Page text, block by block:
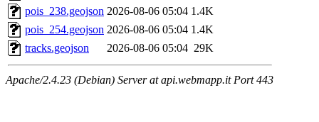
pois_238.geojson 2026-08-06 05:04 1.4K
pois_254.geojson 2026-08-06 05:04 1.4K
tracks.geojson
2026-08-06 05:04 29K
Apache/2.4.23 (Debian) Server at api.webmapp.it Port 443